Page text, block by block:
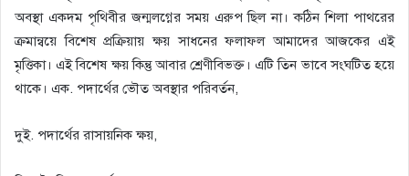
অবস্থা একদম পৃথিবীর জন্মলগ্নের সময় এরুপ ছিল না। কঠিন শিলা পাথরের
ক্রমান্বয়ে বিশেষ প্রক্রিয়ায় ক্ষয় সাধনের ফলাফল আমাদের আজকের এই
মৃত্তিকা। এই বিশেষ ক্ষয় কিন্তু আবার শ্রেণীবিভক্ত। এটি তিন ভাবে সংঘটিত হয়ে
থাকে। এক. পদার্থের ভৌত অবস্থার পরিবর্তন,
দুই. পদার্থের রাসায়নিক ক্ষয়,